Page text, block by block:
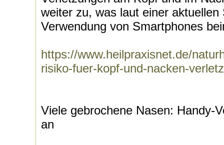
weiter zu, was laut einer aktuellen
Verwendung von Smartphones
https://www.heilpraxisnet.de/
risiko-fuer-kopf-und-nacken-
Viele gebrochene Nasen: Handy-
an